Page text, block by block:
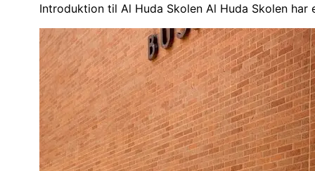
Introduktion til Al Huda Skolen Al Huda Skolen